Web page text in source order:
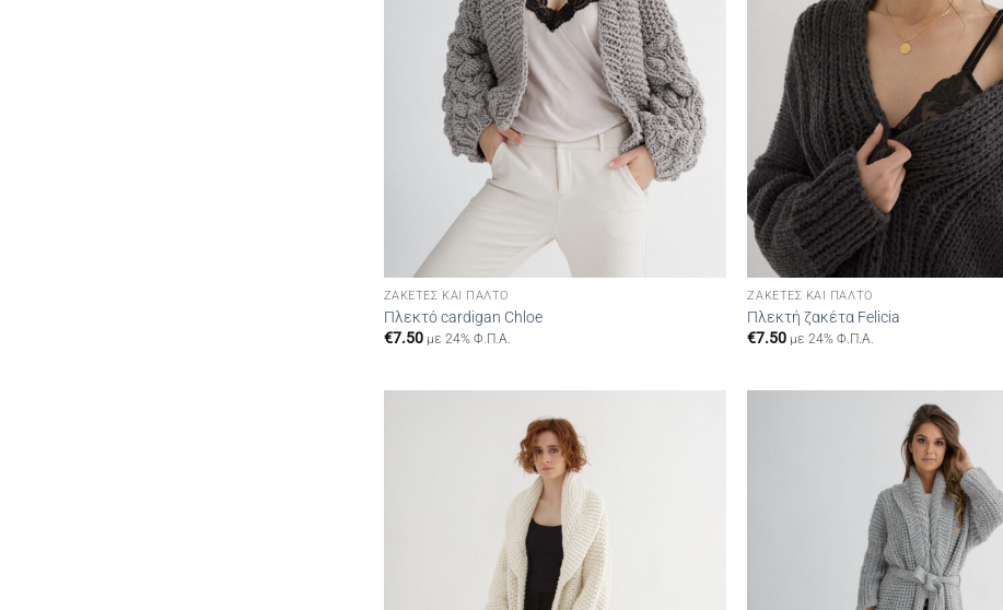
ΖΑΚΈΤΕΣ ΚΑΙ ΠΑΛΤΌ
Πλεκτό cardigan Chloe
€7.50 με 24% Φ.Π.Α.
ΖΑΚΈΤΕΣ ΚΑΙ ΠΑΛΤΌ
Πλεκτή ζακέτα Felicia
€7.50 με 24% Φ.Π.Α.